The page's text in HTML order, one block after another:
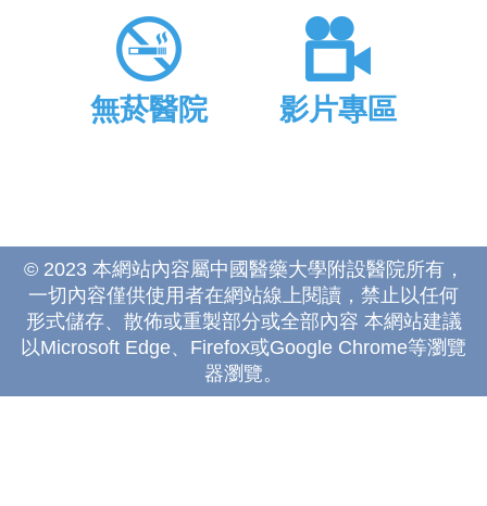
無菸醫院 影片專區
© 2023 本網站內容屬中國醫藥大學附設醫院所有，
一切內容僅供使用者在網站線上閱讀，禁止以任何
形式儲存、散佈或重製部分或全部內容 本網站建議
以Microsoft Edge、Firefox或Google Chrome等瀏覽
器瀏覽。